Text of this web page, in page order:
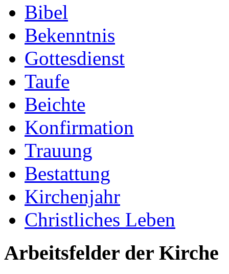
Bibel
Bekenntnis
Gottesdienst
Taufe
Beichte
Konfirmation
Trauung
Bestattung
Kirchenjahr
Christliches Leben
Arbeitsfelder der Kirche